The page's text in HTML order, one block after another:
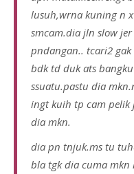
lusuh,wrna kuning n
smcam.dia jln slow
pndangan.. tcari2
bdk td duk ats bangku
ssuatu.pastu dia
ingt kuih tp cam pelik
dia mkn.
dia pn tnjuk.ms tu
bla tgk dia cuma mkn